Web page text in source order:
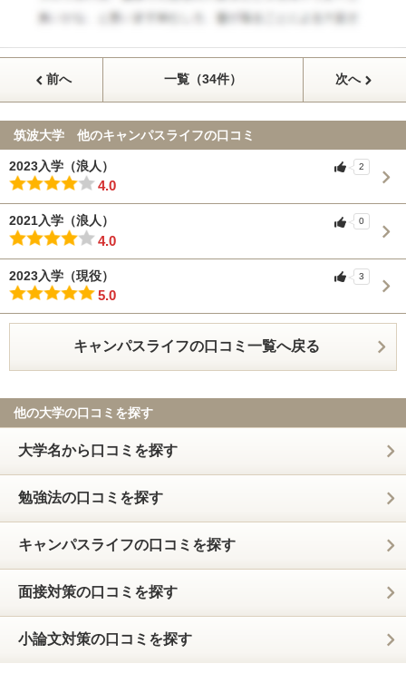
前へ 一覧（34件） 次へ
筑波大学 他のキャンパスライフの口コミ
2023入学（浪人）
4.0
2
2021入学（浪人）
4.0
0
2023入学（現役）
5.0
3
キャンパスライフの口コミ一覧へ戻る
他の大学の口コミを探す
大学名から口コミを探す
勉強法の口コミを探す
キャンパスライフの口コミを探す
面接対策の口コミを探す
小論文対策の口コミを探す